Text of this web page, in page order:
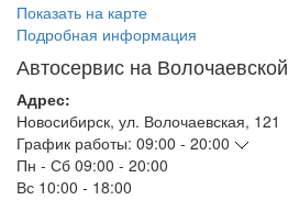
Показать на карте
Подробная информация
Автосервис на Волочаевской
Адрес:
Новосибирск, ул. Волочаевская, 121
График работы: 09:00 - 20:00
Пн - Сб 09:00 - 20:00
Вс 10:00 - 18:00